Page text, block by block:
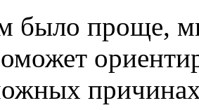
было проще,